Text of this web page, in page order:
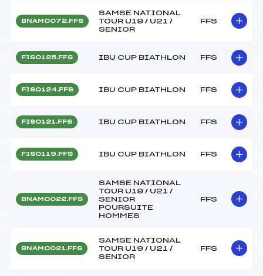
BNAM0072.FFS
SAMSE NATIONAL
TOUR U19 / U21 /
SENIOR
FFS
FIS0125.FFS IBU CUP BIATHLON FFS
FIS0124.FFS IBU CUP BIATHLON FFS
FIS0121.FFS IBU CUP BIATHLON FFS
FIS0119.FFS IBU CUP BIATHLON FFS
BNAM0022.FFS
SAMSE NATIONAL
TOUR U19 / U21 /
SENIOR
POURSUITE
HOMMES
FFS
BNAM0021.FFS
SAMSE NATIONAL
TOUR U19 / U21 /
SENIOR
FFS